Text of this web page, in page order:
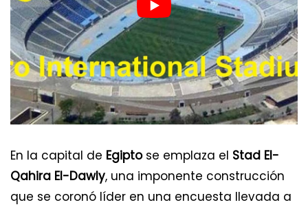
En la capital de Egiptose emplaza el Stad El-
Qahira El-Dawly, una imponente construcción
que se coronó líder en una encuesta llevada a